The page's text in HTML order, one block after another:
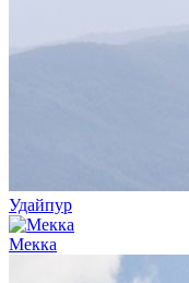
Удайпур
Мекка